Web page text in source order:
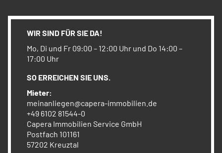
WIR SIND FÜR SIE DA!
Mo, Di und Fr 09:00 – 12:00 Uhr und Do 14:00 –
17:00 Uhr
SO ERREICHEN SIE UNS.
Mieter:
meinanliegen@capera-immobilien.de
+49 6102 81544-0
Capera Immobilien Service GmbH
Postfach 101161
57202 Kreuztal